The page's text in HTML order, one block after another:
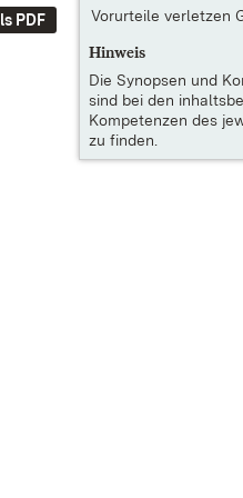
PDF
Vorurteile verletzen
Hinweis
Die Synopsen und
sind bei den
Kompetenzen des
zu finden.